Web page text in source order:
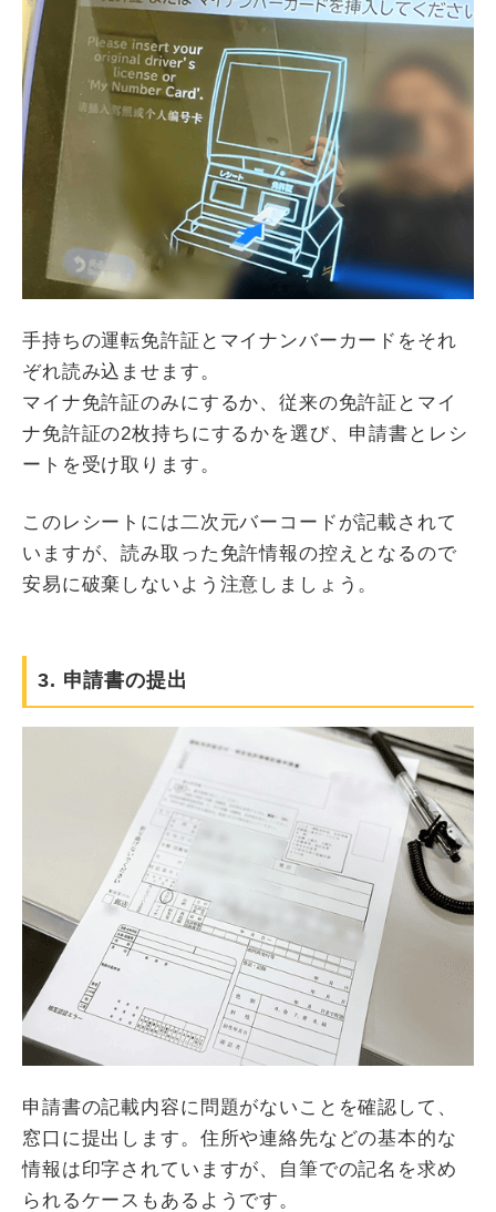
手持ちの運転免許証とマイナンバーカードをそれ
ぞれ読み込ませます。
マイナ免許証のみにするか、従来の免許証とマイ
ナ免許証の2枚持ちにするかを選び、申請書とレシ
ートを受け取ります。
このレシートには二次元バーコードが記載されて
いますが、読み取った免許情報の控えとなるので
安易に破棄しないよう注意しましょう。
3. 申請書の提出
申請書の記載内容に問題がないことを確認して、
窓口に提出します。住所や連絡先などの基本的な
情報は印字されていますが、自筆での記名を求め
られるケースもあるようです。